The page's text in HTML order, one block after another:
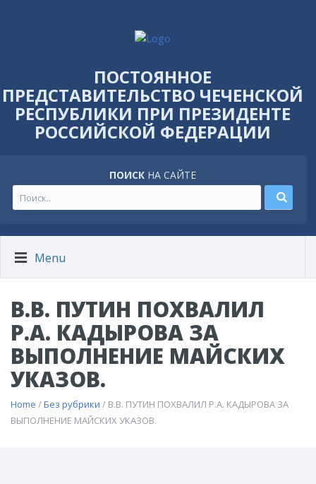
ПОСТОЯННОЕ
ПРЕДСТАВИТЕЛЬСТВО ЧЕЧЕНСКОЙ
РЕСПУБЛИКИ ПРИ ПРЕЗИДЕНТЕ
РОССИЙСКОЙ ФЕДЕРАЦИИ
ПОИСК НА САЙТЕ
Menu
В.В. ПУТИН ПОХВАЛИЛ
Р.А. КАДЫРОВА ЗА
ВЫПОЛНЕНИЕ МАЙСКИХ
УКАЗОВ.
Home /Без рубрики / В.В. ПУТИН ПОХВАЛИЛ Р.А. КАДЫРОВА ЗА
ВЫПОЛНЕНИЕ МАЙСКИХ УКАЗОВ.